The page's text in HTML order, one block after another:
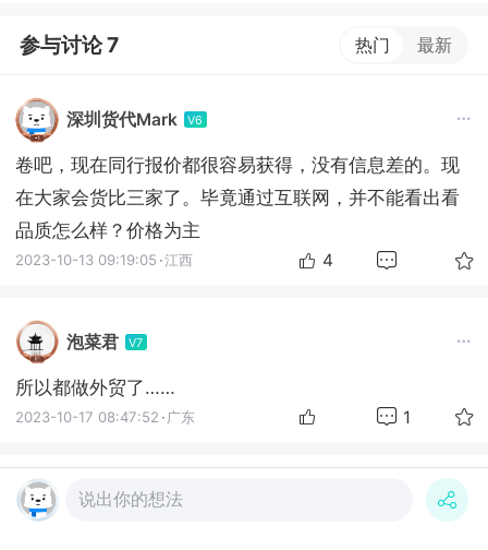
参与讨论 7 热门 最新
深圳货代Mark V6
卷吧，现在同行报价都很容易获得，没有信息差的。现
在大家会货比三家了。毕竟通过互联网，并不能看出看
品质怎么样？价格为主
2023-10-13 09:19:05 ·江西 4
泡菜君 V7
所以都做外贸了……
2023-10-17 08:47:52 · 广东 1
Marico V8
说出你的想法